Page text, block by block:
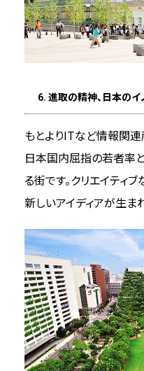
6. 進取の精神、日本のイ
もとよりITなど情報関連
日本国内屈指の若者率
る街です。クリエイティ
新しいアイディアが生ま